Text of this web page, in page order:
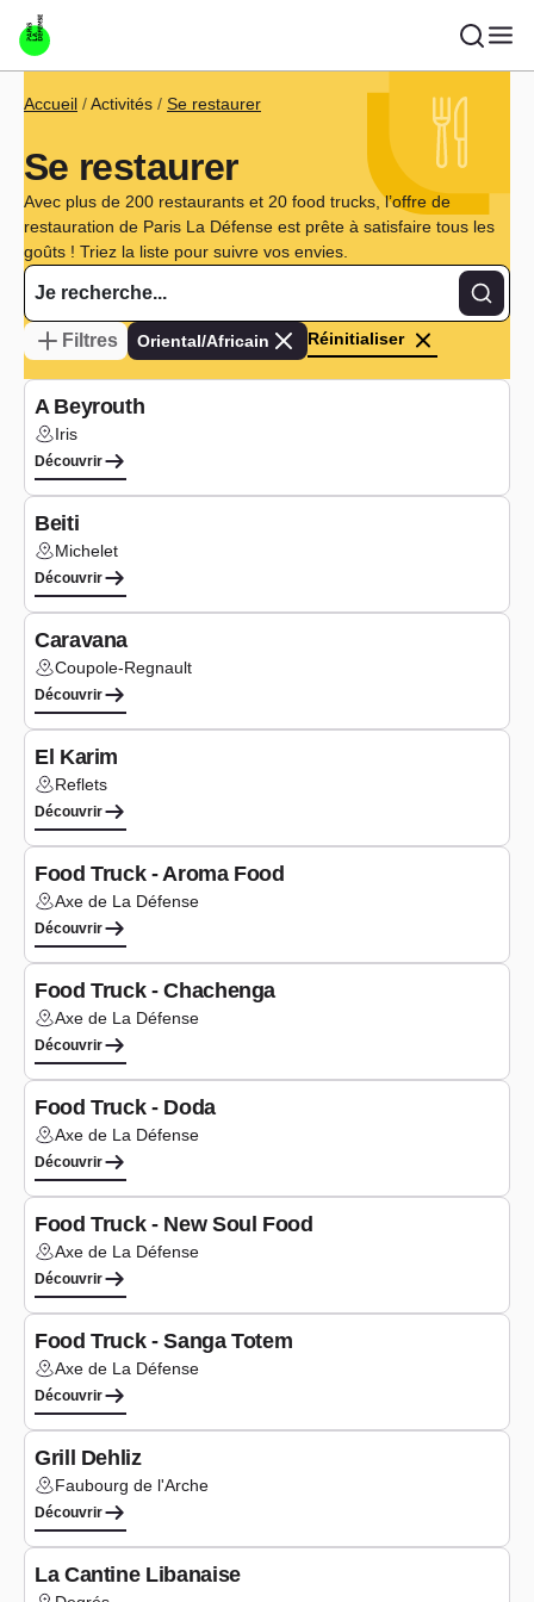
Aller au contenu principal
Fil d'Ariane
Accueil Activités Se restaurer
Se restaurer
Avec plus de 200 restaurants et 20 food trucks, l’offre de
restauration de Paris La Défense est prête à satisfaire tous les
goûts ! Triez la liste pour suivre vos envies.
Filtres Oriental/Africain Réinitialiser
Type de cuisine :
Oriental/Africain
A Beyrouth
Lieu :
Iris
Découvrir
Beiti
Lieu :Michelet
Découvrir
Caravana
Lieu :Coupole-Regnault
Découvrir
El Karim
Lieu :Reflets
Découvrir
Food Truck - Aroma Food
Lieu :Axe de La Défense
Découvrir
Food Truck - Chachenga
Lieu :Axe de La Défense
Découvrir
Food Truck - Doda
Lieu :Axe de La Défense
Découvrir
Food Truck - New Soul Food
Lieu :Axe de La Défense
Découvrir
Food Truck - Sanga Totem
Lieu :Axe de La Défense
Découvrir
Grill Dehliz
Lieu :Faubourg de l'Arche
Découvrir
La Cantine Libanaise